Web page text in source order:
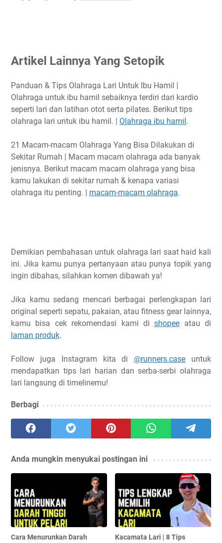
Artikel Lainnya Yang Setopik
Panduan & Tips Olahraga Lari Untuk Ibu Hamil |
Olahraga untuk ibu hamil sebaiknya terdiri dari kardio
seperti lari dan latihan otot serta pilates. Berikut tips
olahraga lari untuk ibu hamil. | Olahraga ibu hamil.
21 Macam-macam Olahraga Yang Bisa Dilakukan di
Sekitar Rumah | Macam macam olahraga ada banyak
jenisnya. Berikut macam macam olahraga yang bisa
kamu lakukan di sekitar rumah & kenapa variasi
olahraga itu penting. | macam-macam olahraga.
Demikian pembahasan untuk olahraga lari saat haid kali
ini. Jika kamu punya pertanyaan atau punya topik yang
ingin dibahas, silahkan komen dibawah ya!
Jika kamu sedang mencari berbagai perlengkapan lari
original seperti sepatu, pakaian, atau fitness gear lainnya,
kamu bisa cek rekomendasi kami dishopee atau di
laman produk.
Follow juga Instagram kita di @runners.case untuk
mendapatkan tips lari harian dan serba-serbi olahraga
lari langsung di timelinemu!
Berbagi
Anda mungkin menyukai postingan ini
Cara Menurunkan Darah Kacamata Lari | 8 Tips